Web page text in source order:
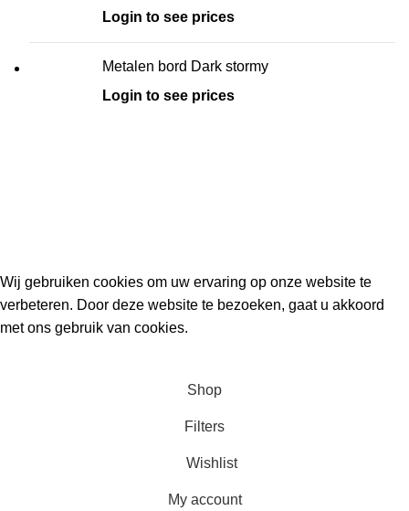
Login to see prices
Metalen bord Dark stormy
Login to see prices
Wij gebruiken cookies om uw ervaring op onze website te
verbeteren. Door deze website te bezoeken, gaat u akkoord
met ons gebruik van cookies.
Shop
Filters
Wishlist
My account